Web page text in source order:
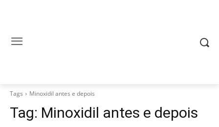
Tags Minoxidil antes e depois
Tag: Minoxidil antes e depois